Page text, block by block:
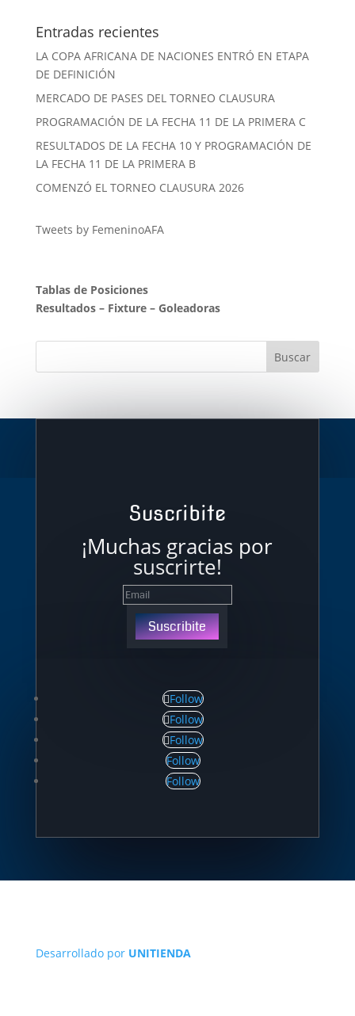
Entradas recientes
LA COPA AFRICANA DE NACIONES ENTRÓ EN ETAPA
DE DEFINICIÓN
MERCADO DE PASES DEL TORNEO CLAUSURA
PROGRAMACIÓN DE LA FECHA 11 DE LA PRIMERA C
RESULTADOS DE LA FECHA 10 Y PROGRAMACIÓN DE
LA FECHA 11 DE LA PRIMERA B
COMENZÓ EL TORNEO CLAUSURA 2026
Tweets by FemeninoAFA
Tablas de Posiciones
Resultados– Fixture– Goleadoras
Suscribite
¡Muchas gracias por
suscrirte!
Suscribite
Follow
Follow
Follow
Follow
Follow
Desarrollado por UNITIENDA